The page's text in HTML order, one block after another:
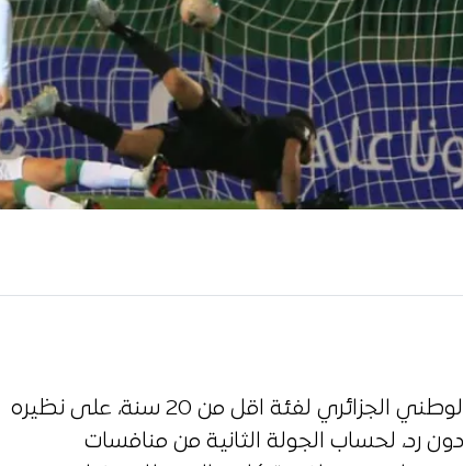
فاو امسية اليوم المنتخب الوطني الجزائري لفئة اقل من 20 سنة، على نظيره
رد، لحساب الجولة الثانية من منافسات